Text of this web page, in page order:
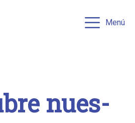
Menú
nues­